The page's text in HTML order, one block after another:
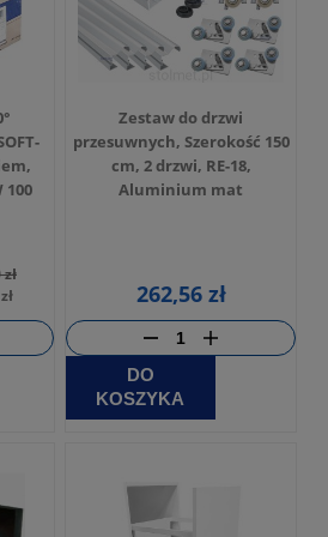
100
Zestaw do drzwi
przesuwnych, Szerokość 150
cm, 2 drzwi, RE-18,
Aluminium mat
262,56 zł
DO
KOSZYKA